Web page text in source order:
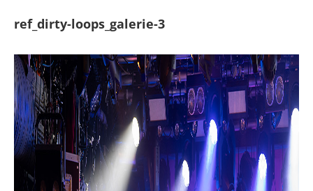
ref_dirty-loops_galerie-3